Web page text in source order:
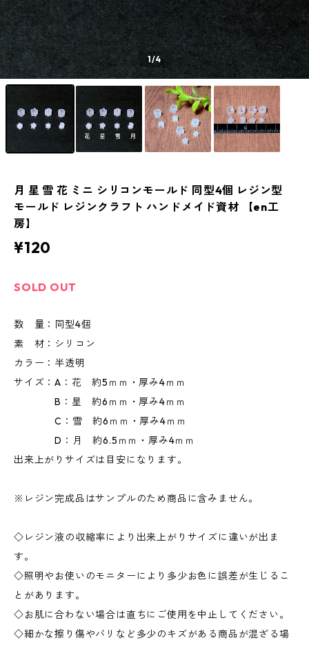
1/4
月 星 雪 花 ミニ シリコンモールド 同型4個 レジン型
モールド レジンクラフト ハンドメイド資材 【en工
房】
¥120
SOLD OUT
数 量：同型4個
素 材：シリコン
カラー：半透明
サイズ：A：花 約5ｍｍ・厚み4ｍｍ
B：星 約6ｍｍ・厚み4ｍｍ
C：雪 約6ｍｍ・厚み4ｍｍ
D：月 約6.5ｍｍ・厚み4ｍｍ
出来上がりサイズは目安になります。
※レジン完成品はサンプルのため商品に含みません。
◇レジン液の収縮率により出来上がりサイズに違いが出ま
す。
◇照明やお使いのモニターにより多少お色に誤差が生じるこ
とがあります。
◇お肌に合わない場合は直ちにご使用を中止してください。
◇細かな擦り傷やバリなど多少のキズがある商品が混ざる場